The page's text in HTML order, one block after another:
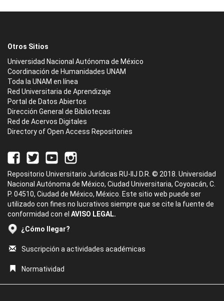
Otros Sitios
Universidad Nacional Autónoma de México
Coordinación de Humanidades UNAM
Toda la UNAM en línea
Red Universitaria de Aprendizaje
Portal de Datos Abiertos
Dirección General de Bibliotecas
Red de Acervos Digitales
Directory of Open Access Repositories
Repositorio Universitario Jurídicas RU-IIJ D.R. © 2018. Universidad
Nacional Autónoma de México, Ciudad Universitaria, Coyoacán, C.
P. 04510, Ciudad de México, México. Este sitio web puede ser
utilizado con fines no lucrativos siempre que se cite la fuente de
conformidad con el AVISO LEGAL.
¿Cómo llegar?
Suscripción a actividades académicas
Normatividad